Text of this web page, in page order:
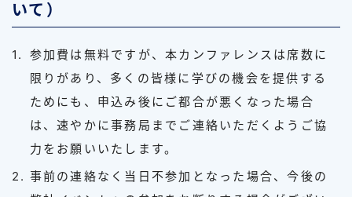
いて）
参加費は無料ですが、本カンファレンスは席数に
限りがあり、多くの皆様に学びの機会を提供する
ためにも、申込み後にご都合が悪くなった場合
は、速やかに事務局までご連絡いただくようご協
力をお願いいたします。
事前の連絡なく当日不参加となった場合、今後の